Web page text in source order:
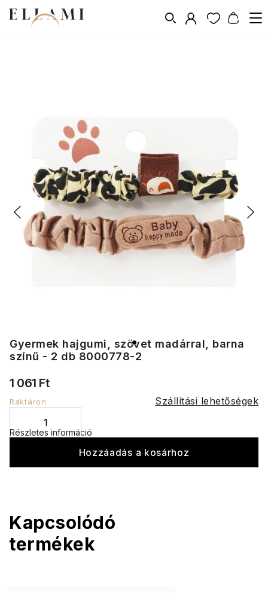
Gyermek hajgumi, szövet madárral, barna
színű - 2 db 8000778-2
1 061 Ft
Raktáron Szállítási lehetőségek
Hozzáadás a kosárhoz
Részletes információ
Kapcsolódó
termékek